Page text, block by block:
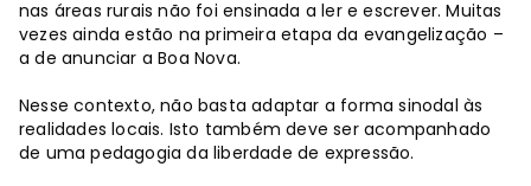
nas áreas rurais não foi ensinada a ler e escrever. Muitas
vezes ainda estão na primeira etapa da evangelização –
a de anunciar a Boa Nova.
Nesse contexto, não basta adaptar a forma sinodal às
realidades locais. Isto também deve ser acompanhado
de uma pedagogia da liberdade de expressão.